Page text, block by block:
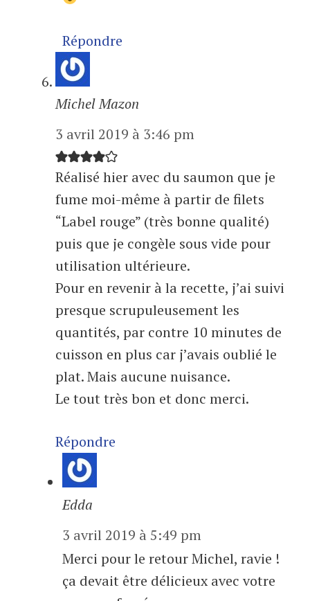
Répondre
Michel Mazon
3 avril 2019 à 3:46 pm
Réalisé hier avec du saumon que je
fume moi-même à partir de filets
“Label rouge” (très bonne qualité)
puis que je congèle sous vide pour
utilisation ultérieure.
Pour en revenir à la recette, j’ai suivi
presque scrupuleusement les
quantités, par contre 10 minutes de
cuisson en plus car j’avais oublié le
plat. Mais aucune nuisance.
Le tout très bon et donc merci.
Répondre
Edda
3 avril 2019 à 5:49 pm
Merci pour le retour Michel, ravie !
ça devait être délicieux avec votre